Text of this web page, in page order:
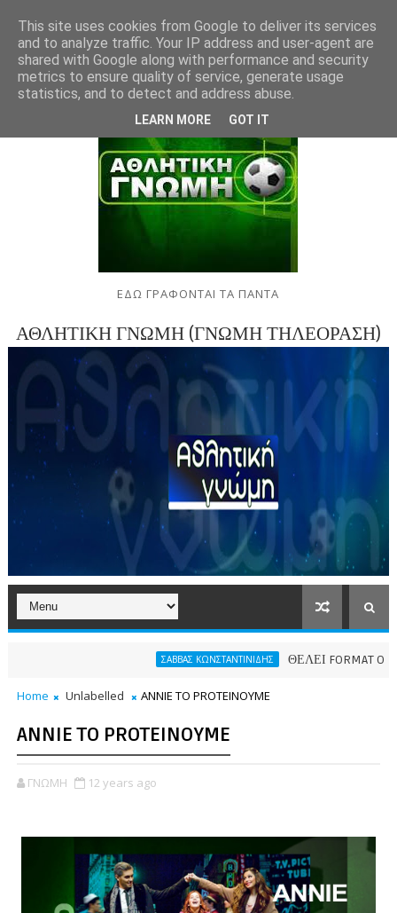
ΕΔΩ ΓΡΑΦΟΝΤΑΙ ΤΑ ΠΑΝΤΑ
ΑΘΛΗΤΙΚΗ ΓΝΩΜΗ (ΓΝΩΜΗ ΤΗΛΕΟΡΑΣΗ)
ΣΑΒΒΑΣ ΚΩΝΣΤΑΝΤΙΝΙΔΗΣ ΘΕΛΕΙ FORMAT O ΑΡΗΣ
Home Unlabelled ANNIE TO PROTEINOYME
ANNIE TO PROTEINOYME
ΓΝΩΜΗ 12 years ago
This site uses cookies from Google to deliver its services
and to analyze traffic. Your IP address and user-agent are
shared with Google along with performance and security
metrics to ensure quality of service, generate usage
statistics, and to detect and address abuse.
LEARN MORE GOT IT